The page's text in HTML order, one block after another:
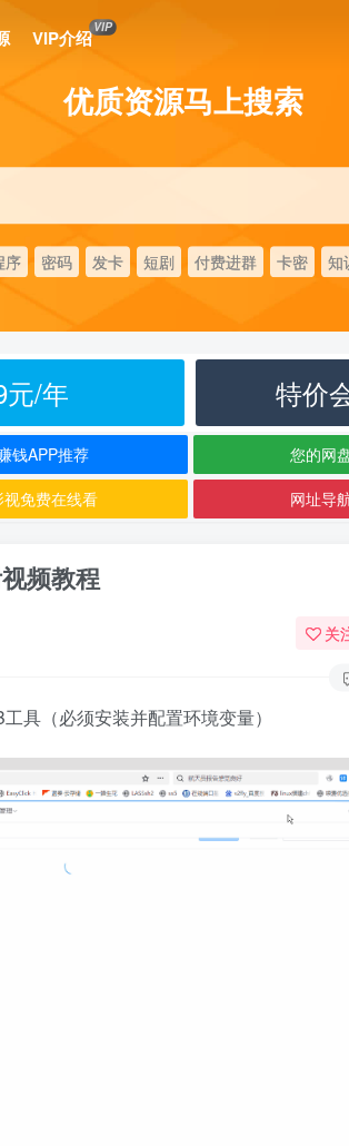
VIP介绍VIP
优质资源马上搜索
序 密码 发卡 短剧 付费进群 卡密 知
元/年 特价
钱APP推荐 您的网
免费在线看 网址导
频教程
关
具（必须安装并配置环境变量）